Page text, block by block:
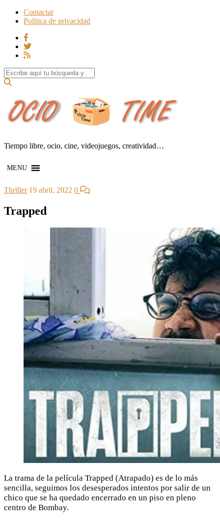
Contactar
Política de privacidad
Search for:
Tiempo libre, ocio, cine, videojuegos, creatividad…
MENU
Thriller 19 abril, 2022 0
Trapped
La trama de la película Trapped (Atrapado) es de lo más
sencilla, seguimos los desesperados intentos por salir de un
chico que se ha quedado encerrado en un piso en pleno
centro de Bombay.